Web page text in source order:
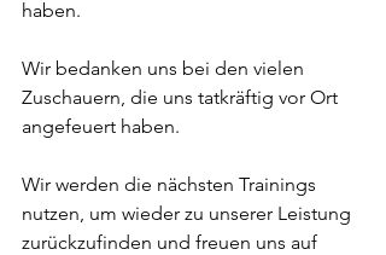
haben.
Wir bedanken uns bei den vielen
Zuschauern, die uns tatkräftig vor Ort
angefeuert haben.
Wir werden die nächsten Trainings
nutzen, um wieder zu unserer Leistung
zurückzufinden und freuen uns auf